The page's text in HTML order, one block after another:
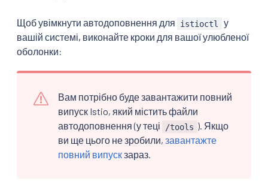
Щоб увімкнути автодоповнення для istioctl
у
вашій системі, виконайте кроки для вашої улюбленої
оболонки:
Вам потрібно буде завантажити повний
випуск Istio, який містить файли
автодоповнення (у теці
/tools ). Якщо
ви ще цього не зробили, завантажте
повний випускзараз.